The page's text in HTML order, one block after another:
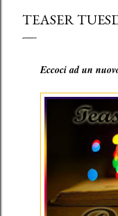
TEASER
Eccoci ad un